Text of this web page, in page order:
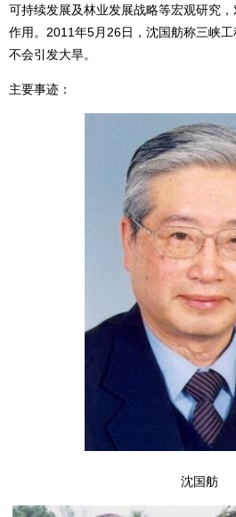
可持续发展及林业发展战略等宏观研究
作用。2011年5月26日，沈国舫称三峡工
不会引发大旱。
主要事迹：
沈国舫